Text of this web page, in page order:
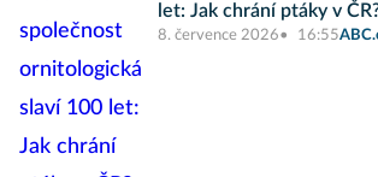
let: Jak chrání ptáky v
8. července 2026 16:55